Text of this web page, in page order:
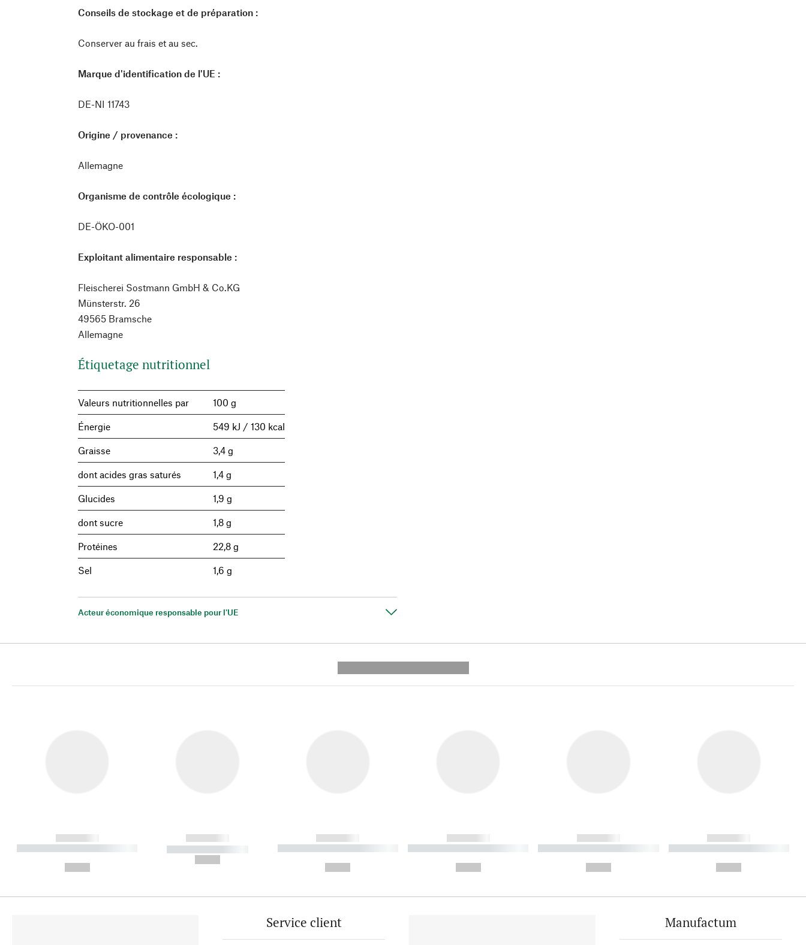
Conseils de stockage et de préparation :
Conserver au frais et au sec.
Marque d'identification de l'UE :
DE-NI 11743
Origine / provenance :
Allemagne
Organisme de contrôle écologique :
DE-ÖKO-001
Exploitant alimentaire responsable :
Fleischerei Sostmann GmbH & Co.KG
Münsterstr. 26
49565 Bramsche
Allemagne
Étiquetage nutritionnel
Valeurs nutritionnelles par 100 g
Énergie 549 kJ / 130 kcal
Graisse 3,4 g
dont acides gras saturés 1,4 g
Glucides 1,9 g
dont sucre 1,8 g
Protéines 22,8 g
Sel 1,6 g
Acteur économique responsable pour l'UE
------------
----------- ----------- ----------
------------
----------- -----------
------------
----------- ----------- ----------
------------
----------- ----------- ----------
------------
----------- ----------- ----------
------------
----------- ----------- ----------
Service client Manufactum